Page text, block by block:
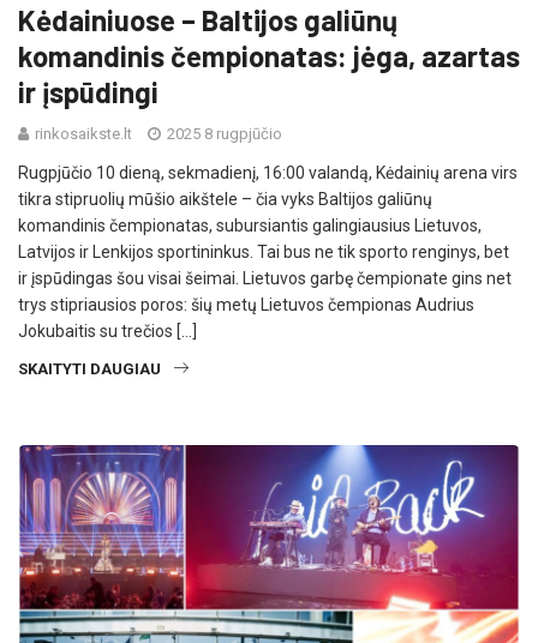
Kėdainiuose – Baltijos galiūnų
komandinis čempionatas: jėga, azartas
ir įspūdingi
rinkosaikste.lt 2025 8 rugpjūčio
Rugpjūčio 10 dieną, sekmadienį, 16:00 valandą, Kėdainių arena virs
tikra stipruolių mūšio aikštele – čia vyks Baltijos galiūnų
komandinis čempionatas, subursiantis galingiausius Lietuvos,
Latvijos ir Lenkijos sportininkus. Tai bus ne tik sporto renginys, bet
ir įspūdingas šou visai šeimai. Lietuvos garbę čempionate gins net
trys stipriausios poros: šių metų Lietuvos čempionas Audrius
Jokubaitis su trečios […]
SKAITYTI DAUGIAU